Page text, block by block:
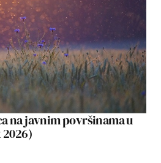
na javnim površinama u
2026)